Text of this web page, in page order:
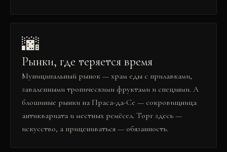
🌆
Рынки, где теряется время
Муниципальный рынок — храм еды с прилавками,
заваленными тропическими фруктами и специями. А
блошиные рынки на Праса-да-Се — сокровищница
антиквариата и местных ремёсел. Торг здесь —
искусство, а прицениваться — обязанность.